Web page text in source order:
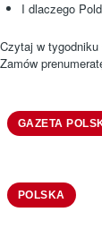
I dlaczego
Czytaj w
Zamów
GAZETA
POLSKA